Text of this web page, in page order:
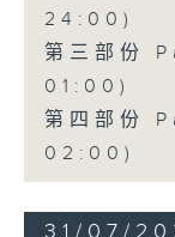
24:00)
第三部份
01:00)
第四部份
02:00)
31/07/